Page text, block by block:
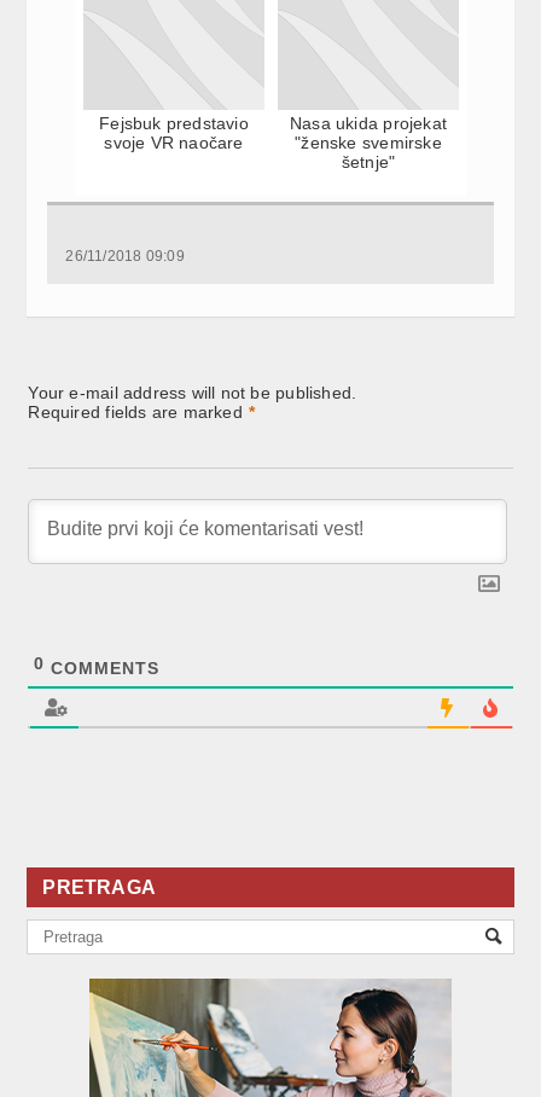
Fejsbuk predstavio
svoje VR naočare
Nasa ukida projekat
"ženske svemirske
šetnje"
26/11/2018 09:09
Your e-mail address will not be published.
Required fields are marked *
0 COMMENTS
PRETRAGA